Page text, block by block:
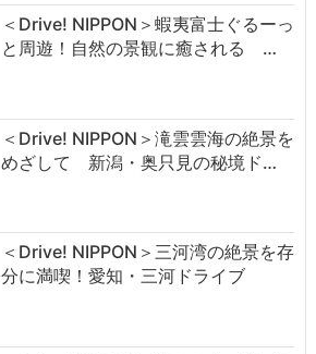
＜Drive! NIPPON＞蝦夷富士ぐるーっ
と周遊！自然の景観に癒される …
＜Drive! NIPPON＞滝雲雲海の絶景を
めざして 新潟・奥只見の秘境ド…
＜Drive! NIPPON＞三河湾の絶景を存
分に満喫！愛知・三河ドライブ